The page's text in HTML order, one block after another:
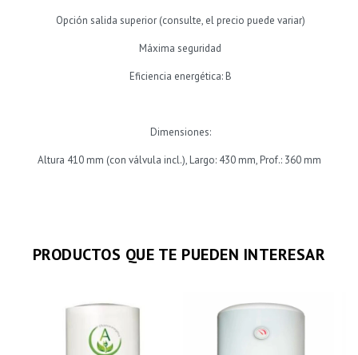
Opción salida superior (consulte, el precio puede variar)
Máxima seguridad
Eficiencia energética: B
Dimensiones:
Altura 410 mm (con válvula incl.), Largo: 430 mm, Prof.: 360 mm
PRODUCTOS QUE TE PUEDEN INTERESAR